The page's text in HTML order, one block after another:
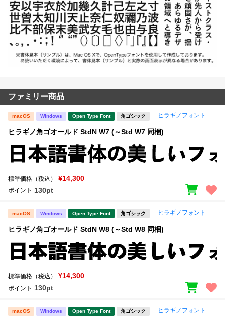
ファミリー商品
macOS Windows Open Type Font 角ゴシック ヒラギノフォント
ヒラギノ角ゴオールド StdN W7 (～Std W7 同梱)
標準価格（税込） ¥14,300
ポイント 130pt
macOS Windows Open Type Font 角ゴシック ヒラギノフォント
ヒラギノ角ゴオールド StdN W8 (～Std W8 同梱)
標準価格（税込） ¥14,300
ポイント 130pt
macOS Windows Open Type Font 角ゴシック ヒラギノフォント